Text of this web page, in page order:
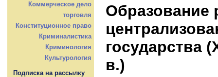
Коммерческое дело
торговля
Конституционное право
Криминалистика
Криминология
Культурология
Подписка на рассылку
Образование
государства
в.)